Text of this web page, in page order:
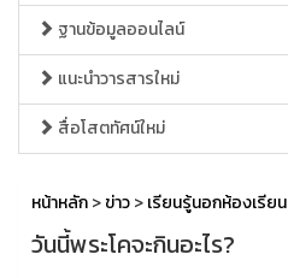
ฐานข้อมูลออนไลน์
แนะนำวารสารใหม่
สื่อโสตทัศน์ใหม่
หน้าหลัก>ข่าว>เรียนรู้นอกห้องเรียน
วันนี้พระโคจะกินอะไร?